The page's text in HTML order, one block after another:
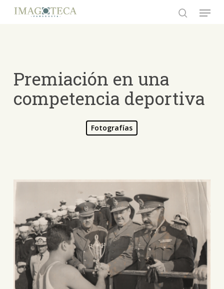
Menu
Premiación en una
competencia deportiva
Fotografías